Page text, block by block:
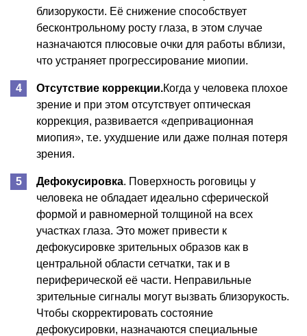
близорукости. Её снижение способствует
бесконтрольному росту глаза, в этом случае
назначаются плюсовые очки для работы вблизи,
что устраняет прогрессирование миопии.
Отсутствие коррекции.Когда у человека плохое
зрение и при этом отсутствует оптическая
коррекция, развивается «депривационная
миопия», т.е. ухудшение или даже полная потеря
зрения.
Дефокусировка. Поверхность роговицы у
человека не обладает идеально сферической
формой и равномерной толщиной на всех
участках глаза. Это может привести к
дефокусировке зрительных образов как в
центральной области сетчатки, так и в
периферической её части. Неправильные
зрительные сигналы могут вызвать близорукость.
Чтобы скорректировать состояние
дефокусировки, назначаются специальные